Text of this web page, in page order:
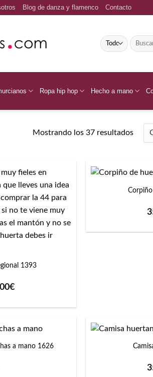
Blog de danza y flamenco Contacto
Buscar
por:
Ropa hip hop Hecho a mano
Mostrando los 37 resultados
por
1393
€Rango
hasta
42,00€
+
a mano 1626
+